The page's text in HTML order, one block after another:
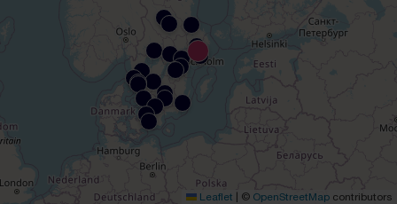
Leaflet © OpenStreetMap contributors